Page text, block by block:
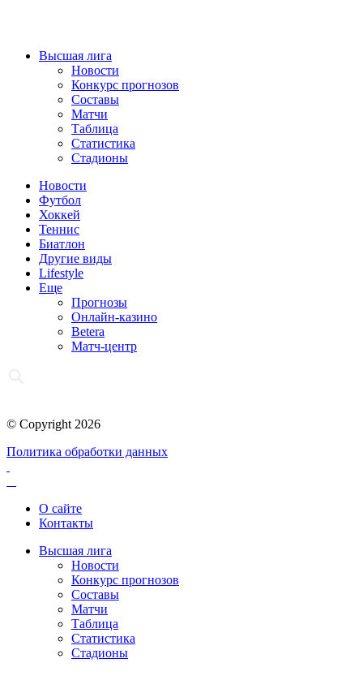
Высшая лига
Новости
Конкурс прогнозов
Составы
Матчи
Таблица
Статистика
Стадионы
Новости
Футбол
Хоккей
Теннис
Биатлон
Другие виды
Lifestyle
Еще
Прогнозы
Онлайн-казино
Betera
Матч-центр
© Copyright 2026
Политика обработки данных
О сайте
Контакты
Высшая лига
Новости
Конкурс прогнозов
Составы
Матчи
Таблица
Статистика
Стадионы